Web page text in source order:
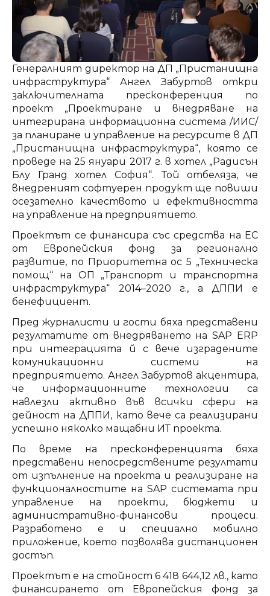
Генералният директор на ДП „Пристанищна
инфраструктура“ Ангел Забуртов откри
заключителната пресконференция по
проект „Проектиране и внедряване на
интегрирана информационна система /ИИС/
за планиране и управление на ресурсите в ДП
„Пристанищна инфраструктура“, която се
проведе на 25 януари 2017 г. в хотел „Радисън
Блу Гранд хотел София“. Той отбеляза, че
внедреният софтуерен продукт ще повиши
осезателно качеството и ефективността
на управление на предприятието.
Проектът се финансира със средства на ЕС
от Европейския фонд за регионално
развитие, по Приоритетна ос 5 „Техническа
помощ“ на ОП „Транспорт и транспортна
инфраструктура“ 2014–2020 г., а ДППИ е
бенефициент.
Пред журналисти и гости бяха представени
резултатите от внедряването на SAP ERP
при интеграцията й с вече изградените
комуникационни системи на
предприятието. Ангел Забуртов акцентира,
че информационните технологии са
навлезли активно във всички сфери на
дейност на ДППИ, като вече са реализирани
успешно няколко мащабни ИТ проекта.
По време на пресконференцията бяха
представени непосредствените резултати
от изпълнение на проекта и реализиране на
функционалностите на SAP системата при
управление на проекти, бюджети и
административно-финансови процеси.
Разработено е и специално мобилно
приложение, което позволява дистанционен
достъп.
Проектът е на стойност 6 418 644,12 лв., като
финансирането от Европейския фонд за